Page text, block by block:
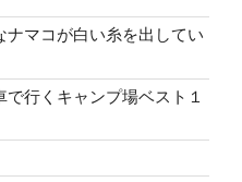
マコが白い糸を出してい
行くキャンプ場ベスト１